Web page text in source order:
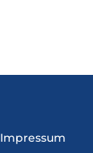
Impressum